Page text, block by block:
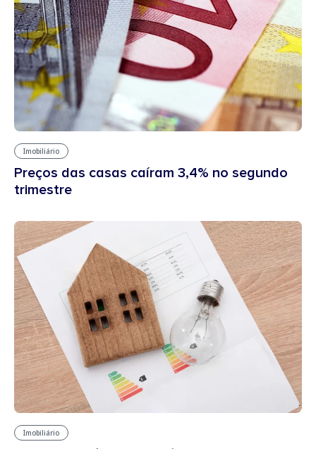
Imobiliário
Preços das casas caíram 3,4% no segundo
trimestre
Imobiliário